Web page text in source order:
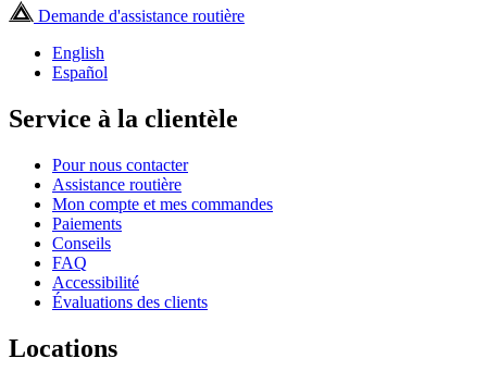
Demande d'assistance routière
English
Español
Service à la clientèle
Pour nous contacter
Assistance routière
Mon compte et mes commandes
Paiements
Conseils
FAQ
Accessibilité
Évaluations des clients
Locations